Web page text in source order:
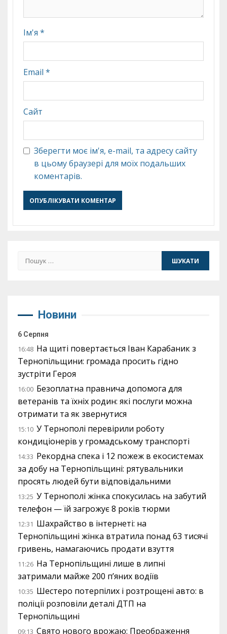
Ім'я *
Email *
Сайт
Зберегти моє ім'я, e-mail, та адресу сайту
в цьому браузері для моїх подальших
коментарів.
Пошук:
Новини
6 Серпня
16:48 На щиті повертається Іван Карабаник з
Тернопільщини: громада просить гідно
зустріти Героя
16:00 Безоплатна правнича допомога для
ветеранів та їхніх родин: які послуги можна
отримати та як звернутися
15:10 У Тернополі перевірили роботу
кондиціонерів у громадському транспорті
14:33 Рекордна спека і 12 пожеж в екосистемах
за добу на Тернопільщині: рятувальники
просять людей бути відповідальними
13:25 У Тернополі жінка спокусилась на забутий
телефон — їй загрожує 8 років тюрми
12:31 Шахрайство в інтернеті: на
Тернопільщині жінка втратила понад 63 тисячі
гривень, намагаючись продати взуття
11:26 На Тернопільщині лише в липні
затримали майже 200 п’яних водіїв
10:35 Шестеро потерпілих і розтрощені авто: в
поліції розповіли деталі ДТП на
Тернопільщині
09:13 Свято нового врожаю: Преображення